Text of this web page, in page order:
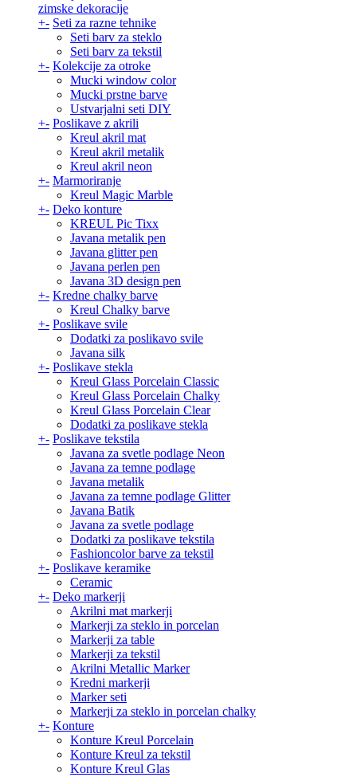
zimske dekoracije
+- Seti za razne tehnike
Seti barv za steklo
Seti barv za tekstil
+- Kolekcije za otroke
Mucki window color
Mucki prstne barve
Ustvarjalni seti DIY
+- Poslikave z akrili
Kreul akril mat
Kreul akril metalik
Kreul akril neon
+- Marmoriranje
Kreul Magic Marble
+- Deko konture
KREUL Pic Tixx
Javana metalik pen
Javana glitter pen
Javana perlen pen
Javana 3D design pen
+- Kredne chalky barve
Kreul Chalky barve
+- Poslikave svile
Dodatki za poslikavo svile
Javana silk
+- Poslikave stekla
Kreul Glass Porcelain Classic
Kreul Glass Porcelain Chalky
Kreul Glass Porcelain Clear
Dodatki za poslikave stekla
+- Poslikave tekstila
Javana za svetle podlage Neon
Javana za temne podlage
Javana metalik
Javana za temne podlage Glitter
Javana Batik
Javana za svetle podlage
Dodatki za poslikave tekstila
Fashioncolor barve za tekstil
+- Poslikave keramike
Ceramic
+- Deko markerji
Akrilni mat markerji
Markerji za steklo in porcelan
Markerji za table
Markerji za tekstil
Akrilni Metallic Marker
Kredni markerji
Marker seti
Markerji za steklo in porcelan chalky
+- Konture
Konture Kreul Porcelain
Konture Kreul za tekstil
Konture Kreul Glas